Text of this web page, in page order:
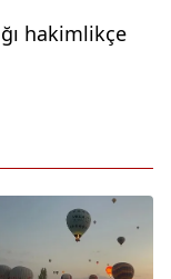
hakimlikçe